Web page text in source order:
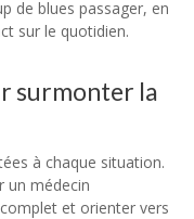
de blues passager, en
sur le quotidien.
surmonter la
à chaque situation.
un médecin
et orienter vers